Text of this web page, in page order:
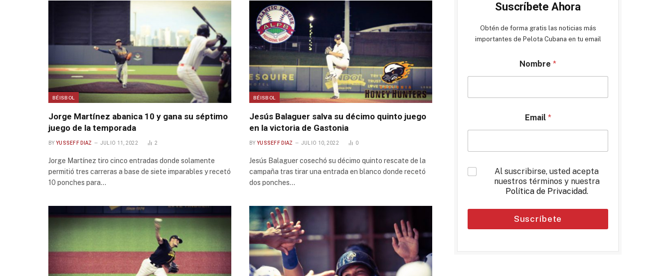
BÉISBOL
Jorge Martínez abanica 10 y gana su séptimo
juego de la temporada
BY YUSSEFF DIAZ JULIO 11, 2022 2
Jorge Martínez tiro cinco entradas donde solamente
permitió tres carreras a base de siete imparables y recetó
10 ponches para…
BÉISBOL
Jesús Balaguer salva su décimo quinto juego
en la victoria de Gastonia
BY YUSSEFF DIAZ JULIO 10, 2022 0
Jesús Balaguer cosechó su décimo quinto rescate de la
campaña tras tirar una entrada en blanco donde recetó
dos ponches…
Suscríbete Ahora
Obtén de forma gratis las noticias más
importantes de Pelota Cubana en tu email
Nombre *
Email *
*
Al suscribirse, usted acepta
nuestros términos y nuestra
Política de Privacidad.
Suscríbete